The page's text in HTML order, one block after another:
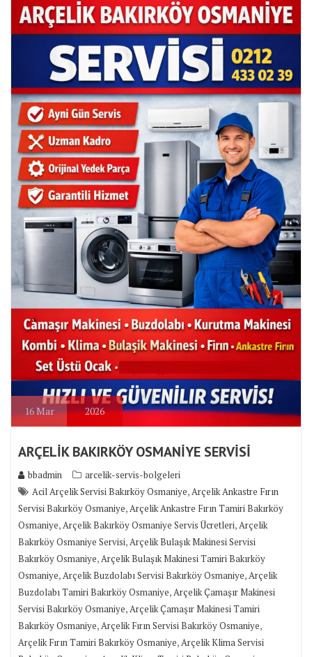
16Mar 2026
ARÇELİK BAKIRKÖY OSMANİYE SERVİSİ
bbadmin
arcelik-servis-bolgeleri
Acil Arçelik Servisi Bakırköy Osmaniye,Arçelik Ankastre Fırın
Servisi Bakırköy Osmaniye,Arçelik Ankastre Fırın Tamiri Bakırköy
Osmaniye,Arçelik Bakırköy Osmaniye Servis Ücretleri,Arçelik
Bakırköy Osmaniye Servisi,Arçelik Bulaşık Makinesi Servisi
Bakırköy Osmaniye,Arçelik Bulaşık Makinesi Tamiri Bakırköy
Osmaniye,Arçelik Buzdolabı Servisi Bakırköy Osmaniye,Arçelik
Buzdolabı Tamiri Bakırköy Osmaniye,Arçelik Çamaşır Makinesi
Servisi Bakırköy Osmaniye,Arçelik Çamaşır Makinesi Tamiri
Bakırköy Osmaniye,Arçelik Fırın Servisi Bakırköy Osmaniye,
Arçelik Fırın Tamiri Bakırköy Osmaniye,Arçelik Klima Servisi